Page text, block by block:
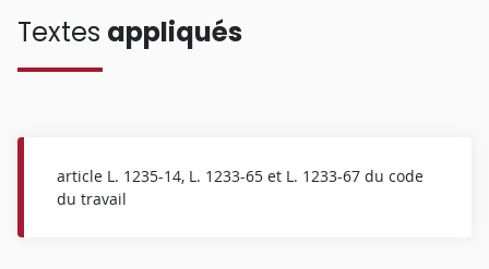
Textes appliqués
article L. 1235-14, L. 1233-65 et L. 1233-67 du code
du travail